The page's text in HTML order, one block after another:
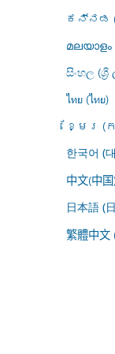
ಕನ್ನಡ
සිංහල (ශ්‍රී
ไทย (ไทย)
ខ្មែរ (
한국어 (
中文(中
日本語 (
繁體中文